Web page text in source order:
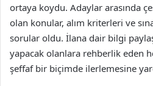
ortaya koydu. Adaylar arasında
olan konular, alım kriterleri ve
sorular oldu. İlana dair bilgi
yapacak olanlara rehberlik eden
şeffaf bir biçimde ilerlemesine